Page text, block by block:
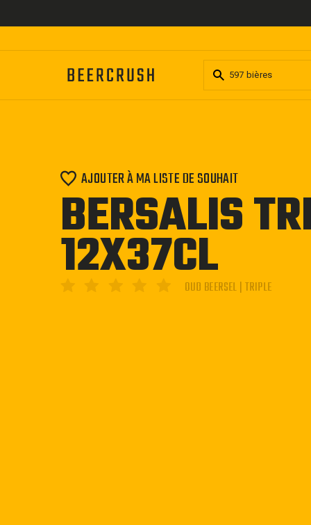
au
AJOUTER À MA LISTE DE SOUHAIT
BERSALIS
12X37CLOUD BEERSEL | TRIPLE